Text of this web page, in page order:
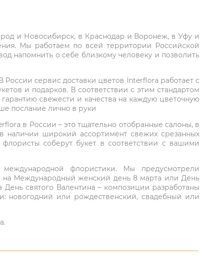
и Новосибирск, в Краснодар и Воронеж, в Уфу и
Мы работаем по всей территории Российской
напомнить о себе близкому человеку и позволить
сервис доставки цветов Interflora работает с
и подарков. В соответствии с этим стандартом
свежести и качества на каждую цветочную
послание лично в руки
в России – это тщательно отобранные салоны, в
наличии широкий ассортимент свежих срезанных
соберут букет в соответствии с вашими
флористики. Мы предусмотрели
на Международный женский день 8 марта или День
святого Валентина – композиции разработаны
новогодний или рождественский, свадебный или